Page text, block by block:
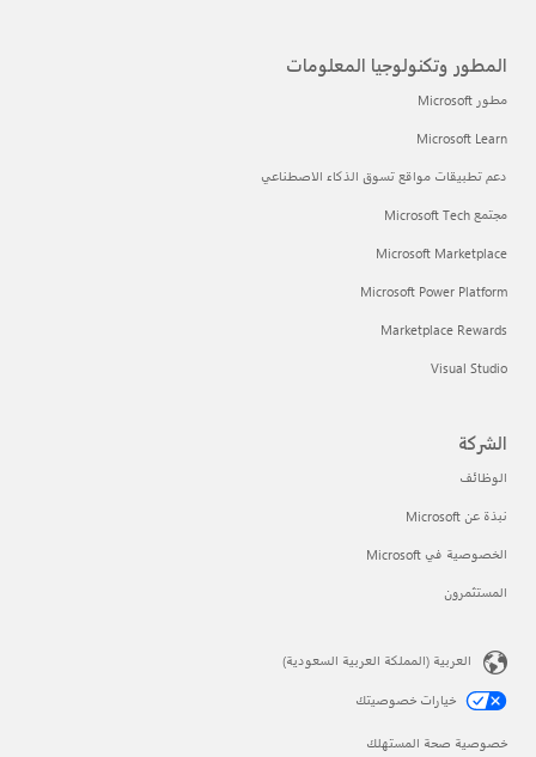
المطور وتكنولوجيا المعلومات
مطور Microsoft
Microsoft Learn
دعم تطبيقات مواقع تسوق الذكاء الاصطناعي
مجتمع Microsoft Tech
Microsoft Marketplace
Microsoft Power Platform
Marketplace Rewards
Visual Studio
الشركة
الوظائف
نبذة عن Microsoft
الخصوصية في Microsoft
المستثمرون
العربية (المملكة العربية السعودية)
خيارات خصوصيتك
خصوصية صحة المستهلك